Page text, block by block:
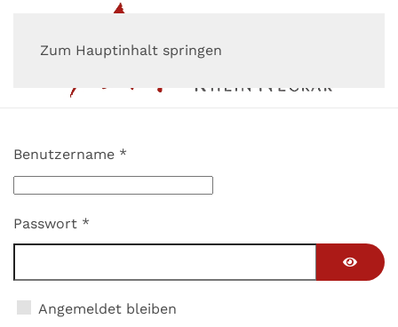
Zum Hauptinhalt springen
Benutzername *
Passwort *
Angemeldet bleiben